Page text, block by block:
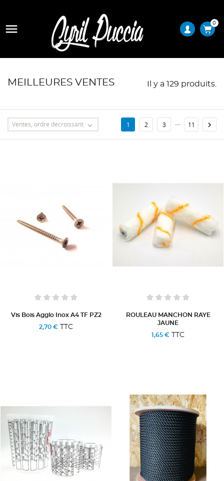
 0
MEILLEURES VENTES Il y a 129 produits.
Ventes, ordre décroissant  1 2 3 … 11 
Vis Bois Agglo Inox A4 TF PZ2
2,70 € TTC
ROULEAU MANCHON RAYE
JAUNE
1,65 € TTC